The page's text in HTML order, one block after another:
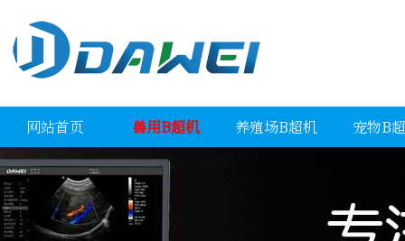
网站首页 兽用B超机 养殖场B超机 宠物B